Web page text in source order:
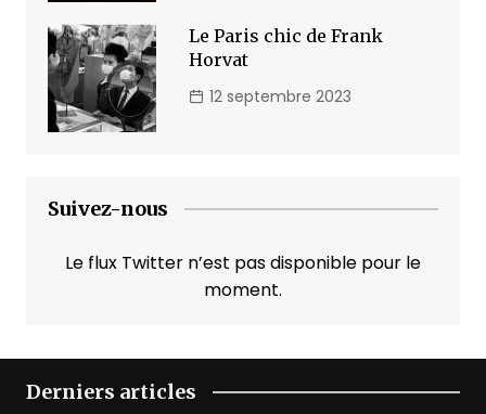
Le Paris chic de Frank
Horvat
12 septembre 2023
Suivez-nous
Le flux Twitter n’est pas disponible pour le
moment.
Derniers articles